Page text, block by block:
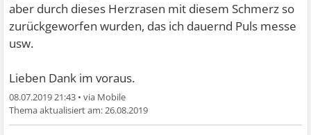
aber durch dieses Herzrasen mit diesem Schmerz so
zurückgeworfen wurden, das ich dauernd Puls messe
usw.
Lieben Dank im voraus.
08.07.2019 21:43 •
26.08.2019